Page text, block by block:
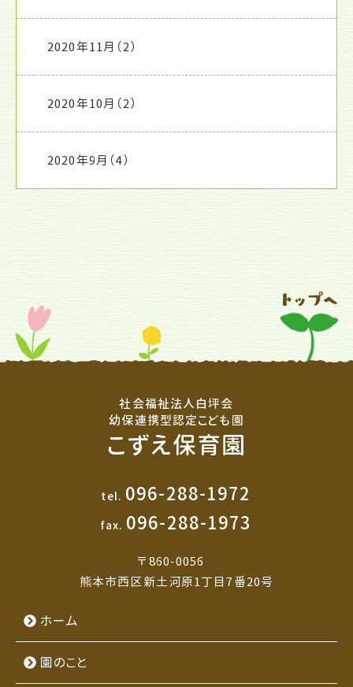
2020年11月 （2）
2020年10月 （2）
2020年9月 （4）
社会福祉法人白坪会
幼保連携型認定こども園
こずえ保育園
tel. 096-288-1972
fax. 096-288-1973
〒860-0056
熊本市西区新土河原1丁目7番20号
ホーム
園のこと